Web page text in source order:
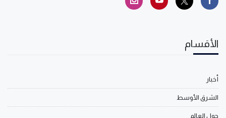
الأقسام
أخبار
الشرق الأوسط
حول العالم